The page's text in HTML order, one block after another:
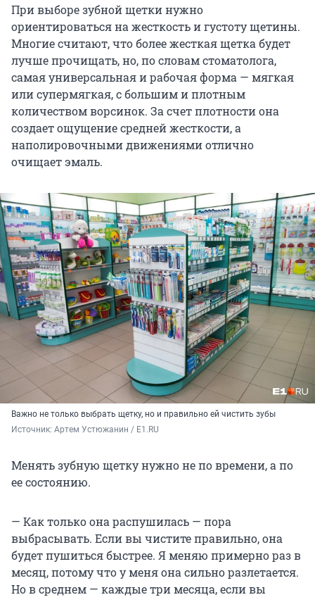
При выборе зубной щетки нужно
ориентироваться на жесткость и густоту щетины.
Многие считают, что более жесткая щетка будет
лучше прочищать, но, по словам стоматолога,
самая универсальная и рабочая форма — мягкая
или супермягкая, с большим и плотным
количеством ворсинок. За счет плотности она
создает ощущение средней жесткости, а
наполировочными движениями отлично
очищает эмаль.
Важно не только выбрать щетку, но и правильно ей чистить зубы
Источник: Артем Устюжанин / E1.RU
Менять зубную щетку нужно не по времени, а по
ее состоянию.
— Как только она распушилась — пора
выбрасывать. Если вы чистите правильно, она
будет пушиться быстрее. Я меняю примерно раз в
месяц, потому что у меня она сильно разлетается.
Но в среднем — каждые три месяца, если вы